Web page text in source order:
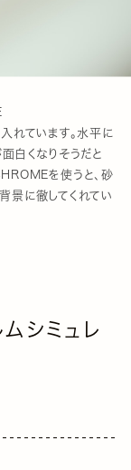
れています。水平に
白くなりそうだと
を使うと、砂
景に徹してくれてい
シミュレ